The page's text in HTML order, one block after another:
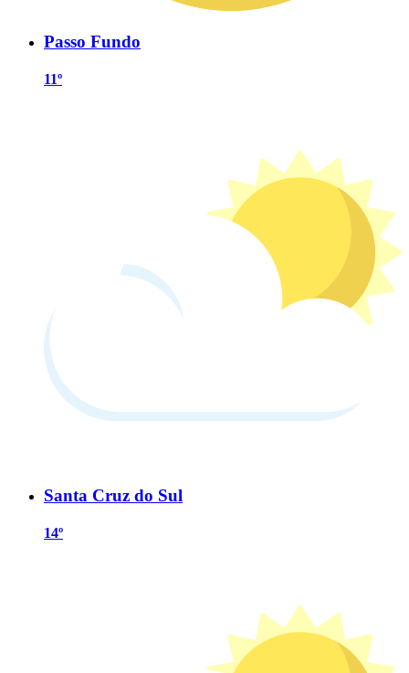
Passo Fundo
11º
Santa Cruz do Sul
14º